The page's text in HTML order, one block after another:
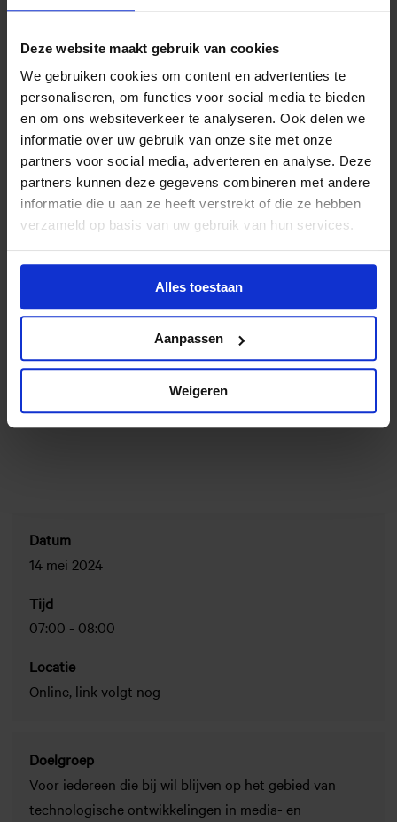
Deze website maakt gebruik van cookies
We gebruiken cookies om content en advertenties te
personaliseren, om functies voor social media te bieden
en om ons websiteverkeer te analyseren. Ook delen we
informatie over uw gebruik van onze site met onze
partners voor social media, adverteren en analyse. Deze
partners kunnen deze gegevens combineren met andere
informatie die u aan ze heeft verstrekt of die ze hebben
verzameld op basis van uw gebruik van hun services.
Alles toestaan
Aanpassen
Weigeren
Programma
09:00 Trend Update
09:30 Optioneel: Q&A
Heb je nog vragen? Blijf nog even online en stel
ze aan onze expert.
10:00 Einde Trend Update
Je ontvangt achteraf toegang tot de filmopname
en enkele goede artikelen, video’s of podcasts
over het onderwerp.
Datum
14 mei 2024
Tijd
07:00 - 08:00
Locatie
Online, link volgt nog
Doelgroep
Voor iedereen die bij wil blijven op het gebied van
technologische ontwikkelingen in media- en